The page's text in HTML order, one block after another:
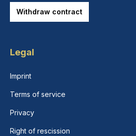
Withdraw contract
Legal
Imprint
Terms of service
Privacy
Right of rescission